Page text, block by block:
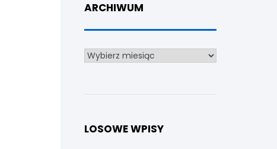
ARCHIWUM
Archiwum
LOSOWE WPISY